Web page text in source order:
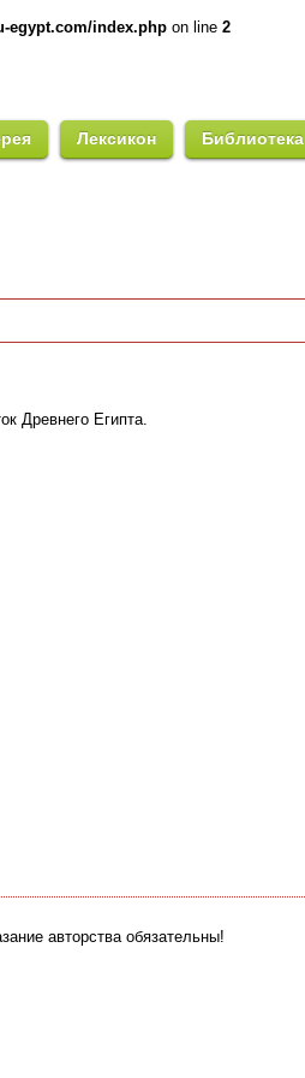
egypt.com/index.php on line 2
Лексикон Библиотека
Древнего Египта.
авторства обязательны!